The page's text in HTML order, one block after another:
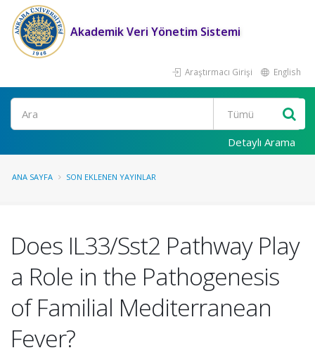
Akademik Veri Yönetim Sistemi
Araştırmacı Girişi English
Ara
Detaylı Arama
ANA SAYFA SON EKLENEN YAYINLAR
Does IL33/Sst2 Pathway Play
a Role in the Pathogenesis
of Familial Mediterranean
Fever?